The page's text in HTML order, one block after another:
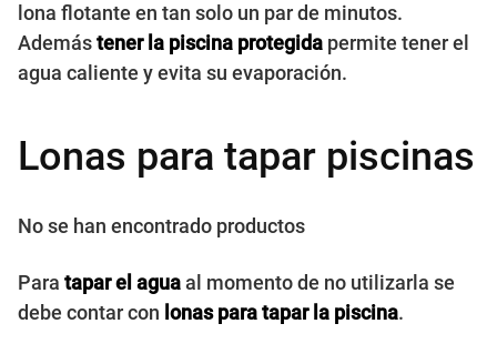
lona flotante en tan solo un par de minutos.
Ademástener la piscina protegida permite tener el
agua caliente y evita su evaporación.
Lonas para tapar piscinas
No se han encontrado productos
Para tapar el aguaal momento de no utilizarla se
debe contar con lonas para tapar la piscina.